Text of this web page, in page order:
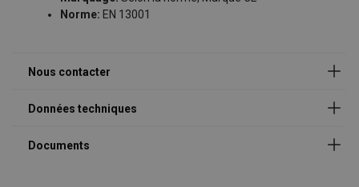
Norme: EN 13001
Entreprise
Documents additionnels